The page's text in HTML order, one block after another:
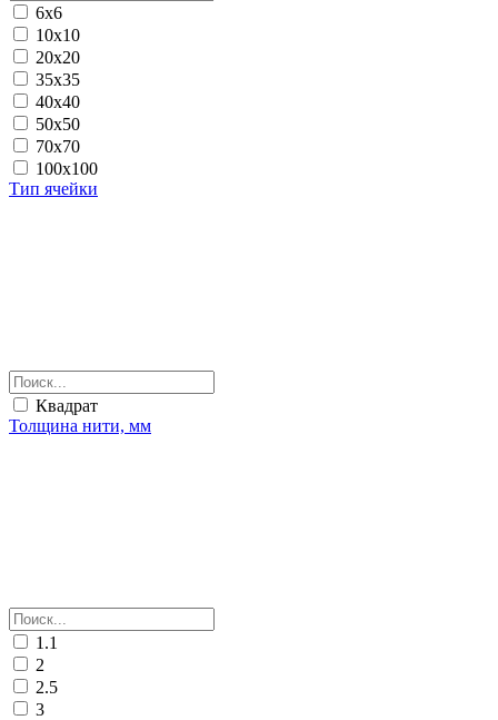
6х6
10х10
20х20
35х35
40х40
50х50
70х70
100х100
Тип ячейки
Квадрат
Толщина нити, мм
1.1
2
2.5
3